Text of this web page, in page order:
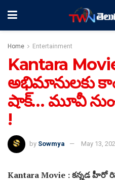
Home Entertainment
Kantara
అభిమానులకు
షాక్… మూవీ
!
by Sowmya May 13,
Kantara Movie : కన్నడ హీరో